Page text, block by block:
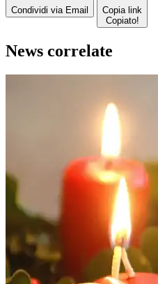
Condividi via Email
Copia link
Copiato!
News correlate